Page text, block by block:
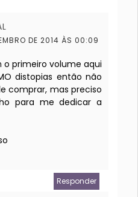
DE 2014 ÀS 00:09
o primeiro volume aqui
distopias então não
comprar, mas preciso
para me dedicar a
Responder